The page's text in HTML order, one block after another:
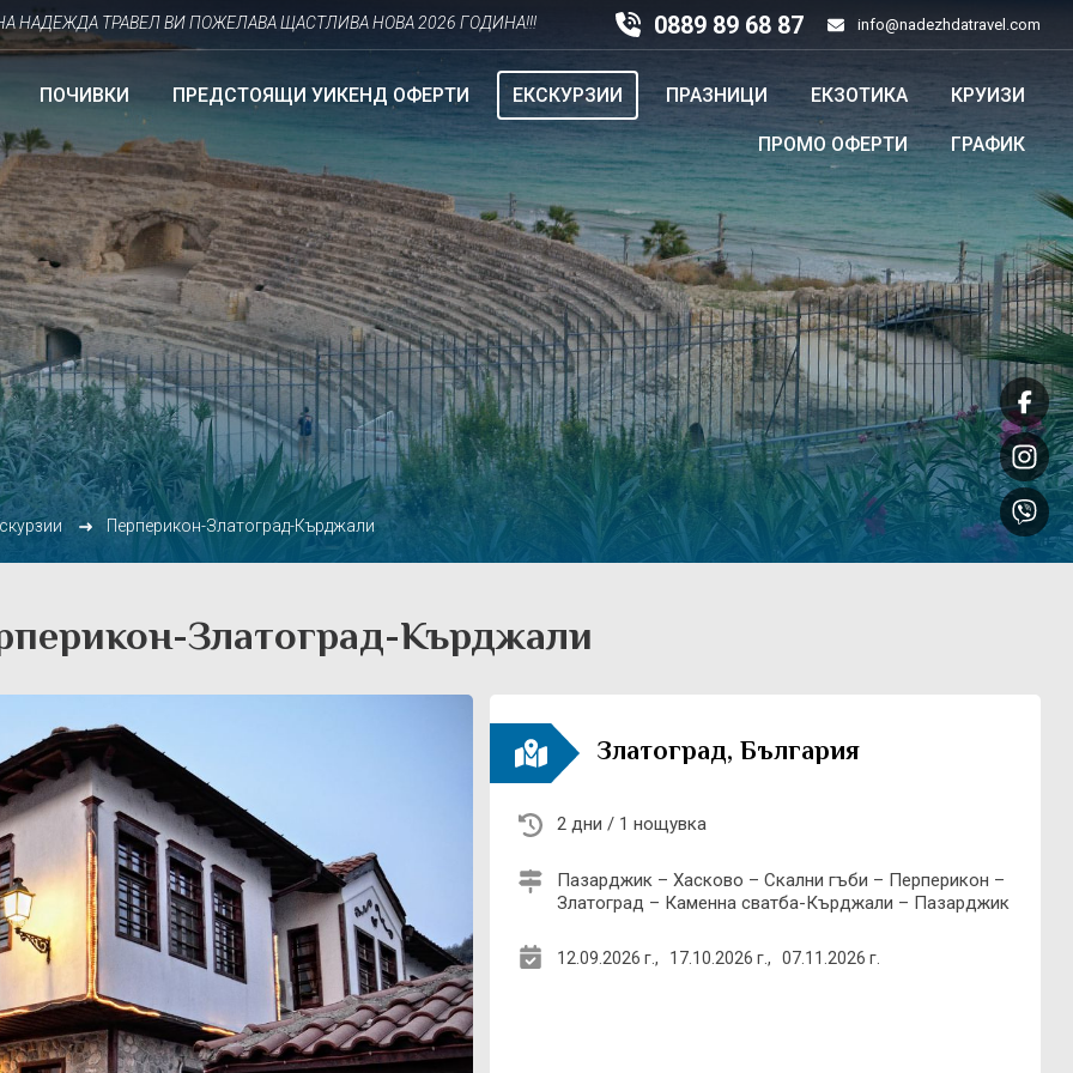
ТРАВЕЛ ВИ ПОЖЕЛАВА ЩАСТЛИВА НОВА 2026 ГОДИНА!!! 0889 89 68 87 info@nadezhdatravel.com
ПОЧИВКИ ПРЕДСТОЯЩИ УИКЕНД ОФЕРТИ ЕКСКУРЗИИ ПРАЗНИЦИ ЕКЗОТИКА КРУИЗИ
ПРОМО ОФЕРТИ ГРАФИК
Перперикон-Златоград-Кърджали
Златоград-Кърджали
Златоград, България
2 дни / 1 нощувка
Пазарджик – Хасково – Скални гъби – Перперикон –
Златоград – Каменна сватба-Кърджали – Пазарджик
12.09.2026 г., 17.10.2026 г.,07.11.2026 г.